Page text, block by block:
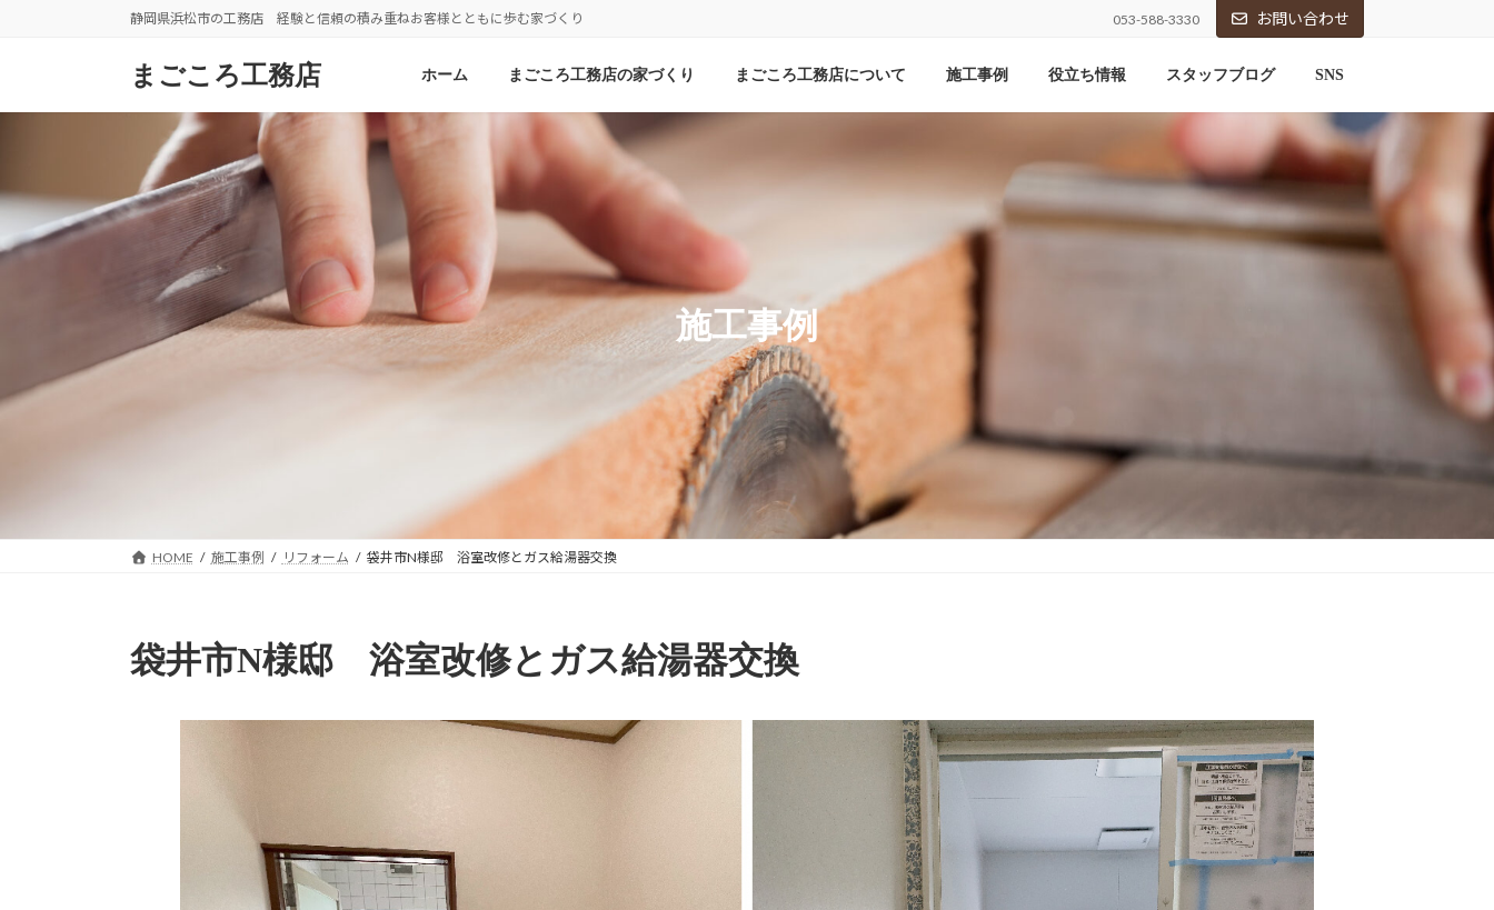
ツ
キ
プ
シ
に
動
静岡県浜松市の工務店 経験と信頼の積み重ねお客様とともに歩む家づくり 053-588-3330 お問い合わせ
まごころ工務店 ホーム まごころ工務店の家づくり まごころ工務店について 施工事例 役立ち情報 スタッフブログ SNS
施工事例
HOME 施工事例 リフォーム 袋井市N様邸 浴室改修とガス給湯器交換
袋井市N様邸 浴室改修とガス給湯器交換